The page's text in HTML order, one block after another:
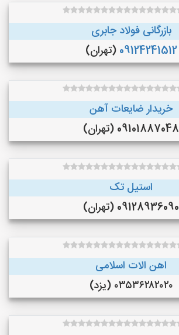
بازرگانی فولاد جابری
09124241512 (تهران)
خریدار ضایعات آهن
09101887048 (تهران)
استیل تک
09128936090 (تهران)
اهن الات اسلامی
۰۳۵۳۶۲۸۲۰۲۰ (یزد)